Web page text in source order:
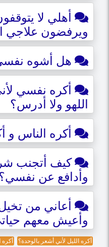
أهلي لا
ويرفضون علاجي
هل أشوه
أكره نفسي
اللهو ولا أدرس؟
أكره الناس و
كيف أتجنب
وأدافع عن
أعاني من
وأعيش معهم
أكره الليل لأني أشعر بالوحدة؟ أكره